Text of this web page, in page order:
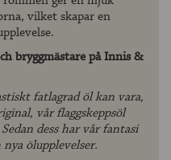
vilket skapar en
bryggmästare på Innis &
fatlagrad öl kan vara,
vår flaggskeppsöl
dess har vår fantasi
ölupplevelser.